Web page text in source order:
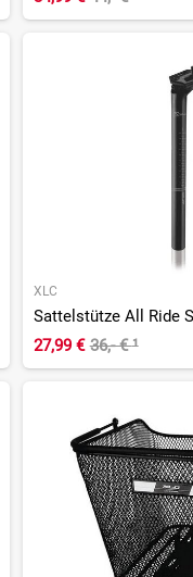
XLC
Sattelstütze All Ride
27,99 € 36,- €¹